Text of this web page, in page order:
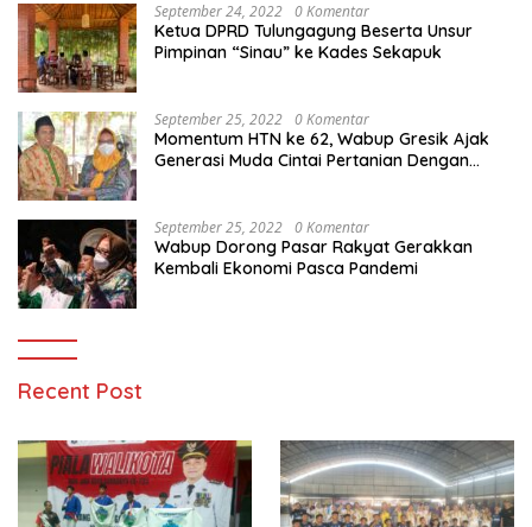
September 24, 2022 0 Komentar
Ketua DPRD Tulungagung Beserta Unsur
Pimpinan “Sinau” ke Kades Sekapuk
September 25, 2022 0 Komentar
Momentum HTN ke 62, Wabup Gresik Ajak
Generasi Muda Cintai Pertanian Dengan
September 25, 2022 0 Komentar
Wabup Dorong Pasar Rakyat Gerakkan
Kembali Ekonomi Pasca Pandemi
Recent Post